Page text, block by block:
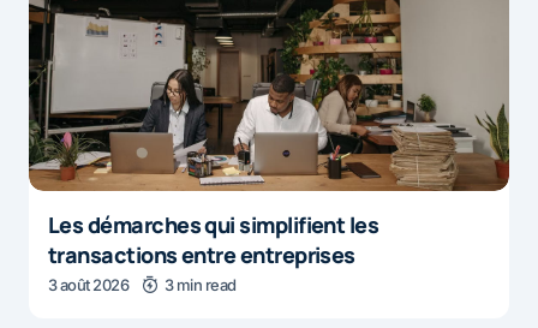
Les démarches qui simplifient les
transactions entre entreprises
3 août 2026 3 min read